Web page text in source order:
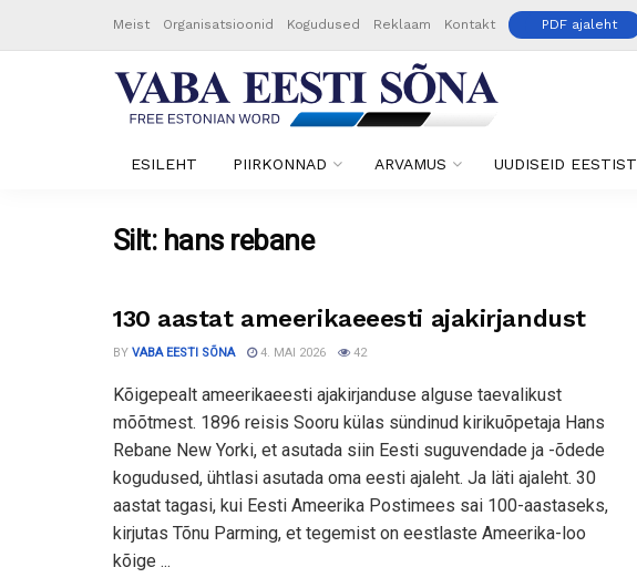
Meist Organisatsioonid Kogudused Reklaam Kontakt PDF ajaleht
ESILEHT PIIRKONNAD ARVAMUS UUDISEID EESTIST
Silt: hans rebane
130 aastat ameerikaeeesti ajakirjandust
BY VABA EESTI SÕNA 4. MAI 2026 42
Kõigepealt ameerikaeesti ajakirjanduse alguse taevalikust
mõõtmest. 1896 reisis Sooru külas sündinud kirikuõpetaja Hans
Rebane New Yorki, et asutada siin Eesti suguvendade ja -õdede
kogudused, ühtlasi asutada oma eesti ajaleht. Ja läti ajaleht. 30
aastat tagasi, kui Eesti Ameerika Postimees sai 100-aastaseks,
kirjutas Tõnu Parming, et tegemist on eestlaste Ameerika-loo
kõige ...